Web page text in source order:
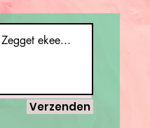
Verzenden